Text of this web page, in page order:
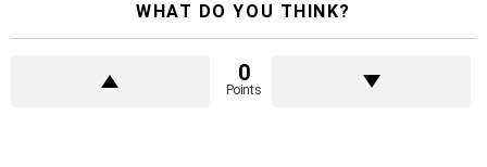
WHAT DO YOU THINK?
0
Points